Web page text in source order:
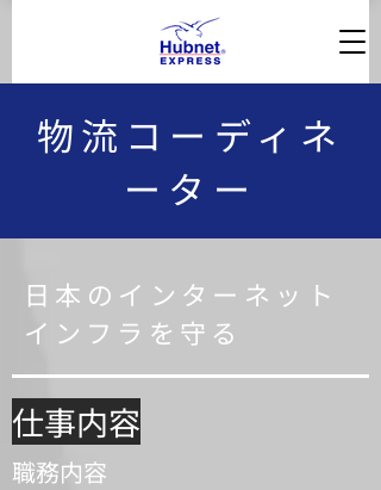
物流コーディネ
ーター
日本のインターネット
インフラを守る
仕事内容
職務内容